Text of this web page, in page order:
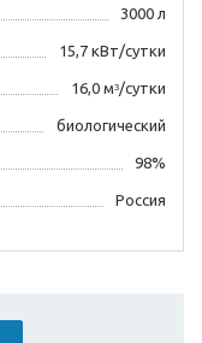
3000 л
15,7 кВт/сутки
16,0 мᶟ/сутки
биологический
98%
Россия